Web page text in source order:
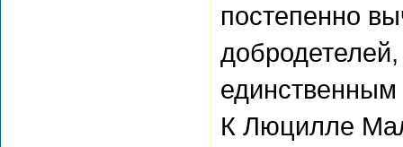
постепенно
К Люцилле